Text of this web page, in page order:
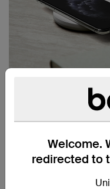
Welcome.
redirected to
高速ワイヤ
に一度に最大15Wの電